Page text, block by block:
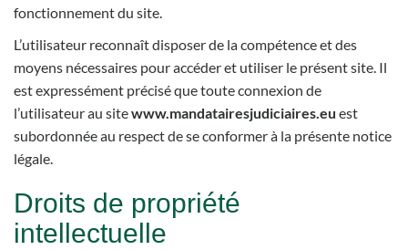
fonctionnement du site.
L’utilisateur reconnaît disposer de la compétence et des
moyens nécessaires pour accéder et utiliser le présent site. Il
est expressément précisé que toute connexion de
l’utilisateur au sitewww.mandatairesjudiciaires.eu est
subordonnée au respect de se conformer à la présente notice
légale.
Droits de propriété
intellectuelle